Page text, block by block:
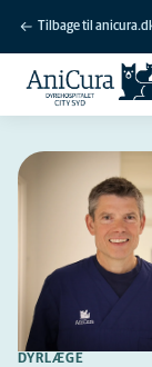
Tilbage til
DYRLÆGE